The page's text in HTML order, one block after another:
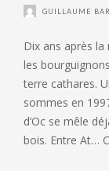
GUILLAUME
Dix ans après
les
terre cathares.
sommes en
d’Oc se mêle
bois. Entre At…